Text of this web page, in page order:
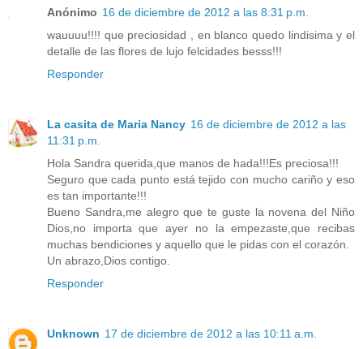
Anónimo 16 de diciembre de 2012 a las 8:31 p.m.
wauuuu!!!! que preciosidad , en blanco quedo lindisima y el
detalle de las flores de lujo felcidades besss!!!
Responder
La casita de Maria Nancy 16 de diciembre de 2012 a las
11:31 p.m.
Hola Sandra querida,que manos de hada!!!Es preciosa!!!
Seguro que cada punto está tejido con mucho cariño y eso
es tan importante!!!
Bueno Sandra,me alegro que te guste la novena del Niño
Dios,no importa que ayer no la empezaste,que recibas
muchas bendiciones y aquello que le pidas con el corazón.
Un abrazo,Dios contigo.
Responder
Unknown 17 de diciembre de 2012 a las 10:11 a.m.